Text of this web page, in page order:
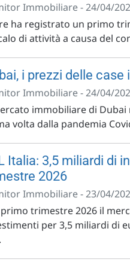
Immobiliare - 24/04/
ha registrato un primo
di attività a causa del
i prezzi delle
Immobiliare - 24/04/
immobiliare di
volta dalla pandemia
Italia: 3,5 miliardi di
2026
Immobiliare - 23/04/
trimestre 2026 il
per 3,5 miliardi di